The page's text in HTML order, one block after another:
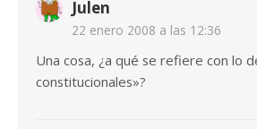
Julen
22 enero 2008 a las 12:36
Una cosa, ¿a qué se refiere con lo
constitucionales»?